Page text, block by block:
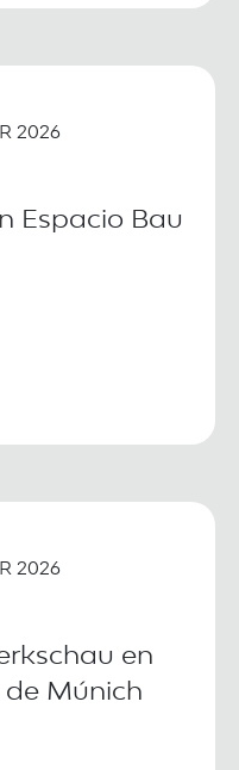
2026
Espacio Bau
2026
en
Múnich